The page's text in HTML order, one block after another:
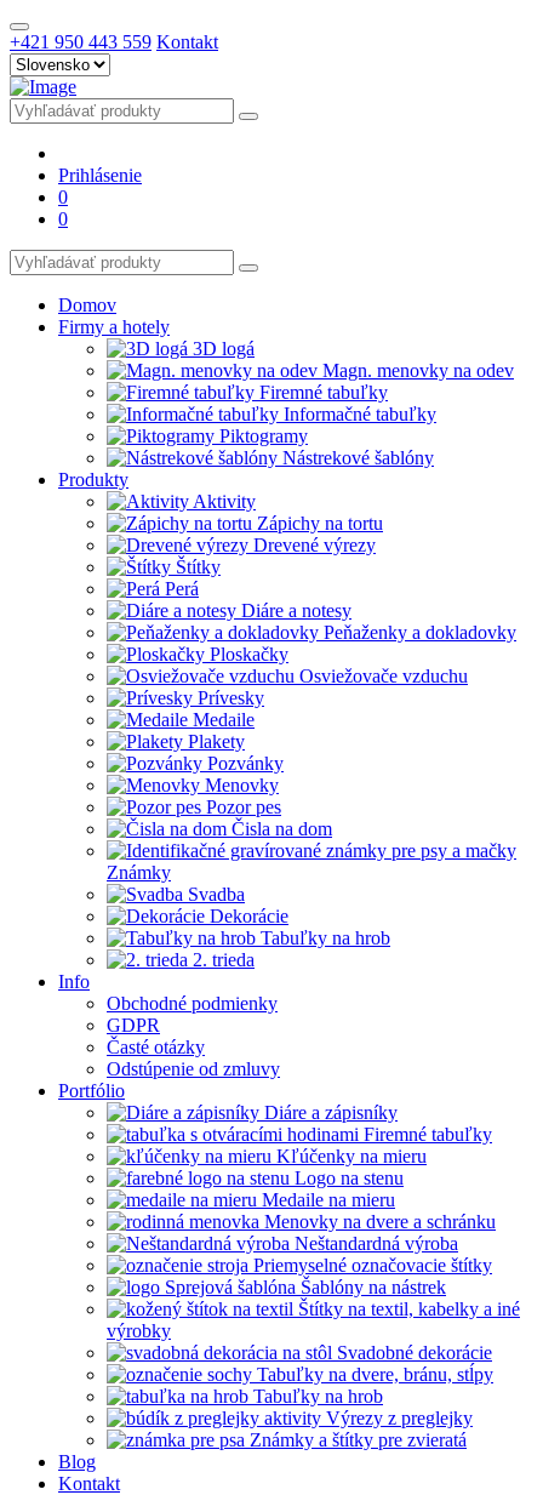
+421 950 443 559 Kontakt
Prihlásenie
0
0
Domov
Firmy a hotely
3D logá
Magn. menovky na odev
Firemné tabuľky
Informačné tabuľky
Piktogramy
Nástrekové šablóny
Produkty
Aktivity
Zápichy na tortu
Drevené výrezy
Štítky
Perá
Diáre a notesy
Peňaženky a dokladovky
Ploskačky
Osviežovače vzduchu
Prívesky
Medaile
Plakety
Pozvánky
Menovky
Pozor pes
Čisla na dom
Známky
Svadba
Dekorácie
Tabuľky na hrob
2. trieda
Info
Obchodné podmienky
GDPR
Časté otázky
Odstúpenie od zmluvy
Portfólio
Diáre a zápisníky
Firemné tabuľky
Kľúčenky na mieru
Logo na stenu
Medaile na mieru
Menovky na dvere a schránku
Neštandardná výroba
Priemyselné označovacie štítky
Šablóny na nástrek
Štítky na textil, kabelky a iné
výrobky
Svadobné dekorácie
Tabuľky na dvere, bránu, stĺpy
Tabuľky na hrob
Výrezy z preglejky
Známky a štítky pre zvieratá
Blog
Kontakt